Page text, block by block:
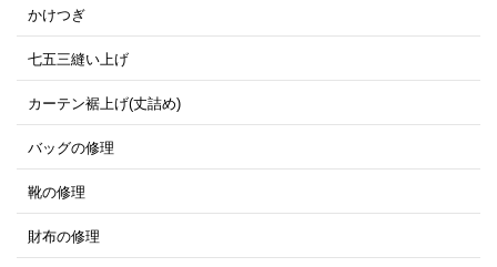
かけつぎ
七五三縫い上げ
カーテン裾上げ(丈詰め)
バッグの修理
靴の修理
財布の修理